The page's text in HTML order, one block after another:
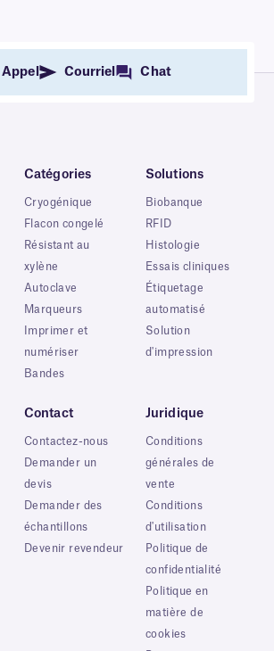
Appel Courriel Chat
Catégories
Cryogénique
Flacon congelé
Résistant au
xylène
Autoclave
Marqueurs
Imprimer et
numériser
Bandes
Solutions
Biobanque
RFID
Histologie
Essais cliniques
Étiquetage
automatisé
Solution
d'impression
Contact
Contactez-nous
Demander un
devis
Demander des
échantillons
Devenir revendeur
Juridique
Conditions
générales de
vente
Conditions
d'utilisation
Politique de
confidentialité
Politique en
matière de
cookies